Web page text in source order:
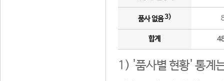
품사 없음3)
합계
1) '품사별 현황' 통계